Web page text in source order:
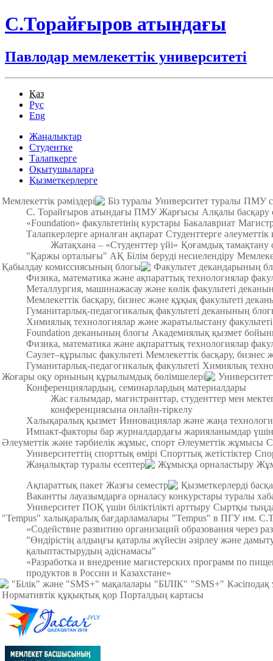
С.Торайғыров атындағы
Павлодар мемлекеттік университеті
Қаз
Рус
Eng
Жаңалықтар
Студентке
Талапкерге
Оқытушыларға
Қызметкерлерге
Мемлекеттік рәміздері
Біз туралы Университет туралы ПМУ
С. Торайғыров атындағы ПМУ Жарғысы Алқалы басқару
«Foundation» факультетінің курстары Бакалавриат
Талапкерлерге арналған ақпарат Студенттерге әлеуметтік
Жатақхана – «Студенттер үйі» Қоғамдық тамақтану
"Қаржы орталығы" АҚ Білім беруді несиелендіру
Қабылдау комиссиясының блогы
Факультет декандарының
Физика, математика және ақпараттық технологиялар
Металлургия, машинажасау және көлік факультеті
Мемлекеттік басқару, бизнес және құқық факультеті
Гуманитарлық-педагогикалық факультеті деканының
Химиялық технологиялар және жаратылыстану
Foundation деканының блогы Академиялық қызмет
Физика, математика және ақпараттық технологиялар
Cәулет–құрылыс факультеті Мемлекеттік басқару, бизнес
Гуманитарлық-педагогикалық факультеті Химиялық
Жоғары оқу орнының құрылымдық бөлімшелері
Конференциялардың, семинарлардың материалдары
Жас ғалымдар, магистранттар, студенттер мен
конференциясына онлайн-тіркелу
Халықаралық қызмет Инновациялар және жаңа
Импакт-факторы бар журналдардағы жарияланымдар үшін
Әлеуметтік және тәрбиелік жұмыс, спорт Әлеуметтік жұмысы
Университеттің спорттық өмірі Спорттық жетістіктер
Жаңалықтар туралы есептер
Жұмысқа орналастыру
Ақпараттық пакет Жазғы семестр
Қызметкерлерді
Вакантты лауазымдарға орналасу конкурстары туралы
Университет ПОҚ үшін біліктілікті арттыру Сыртқы
"Tempus" халықаралық бағдарламалары "Tempus" в ПГУ им.
«Содействие развитию организаций образования через
"Өндірістің алдыңғы қатарлы жүйесін әзірлеу және
қалыптастырудың әдіснамасы"
«Разработка и внедрение магистерских программ по
продуктов в России и Казахстане»
"Білік" және "SMS+" мақалалары "БІЛІК" "SMS+"
Нормативтік құқықтық қор Порталдың картасы